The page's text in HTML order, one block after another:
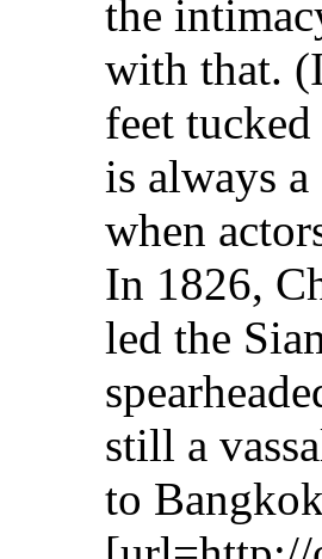
the
with that.
feet
is always
when
In 1826,
led the
still a
to